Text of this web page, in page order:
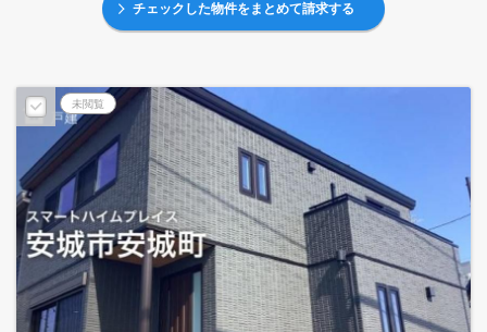
チェックした物件をまとめて請求する
未閲覧